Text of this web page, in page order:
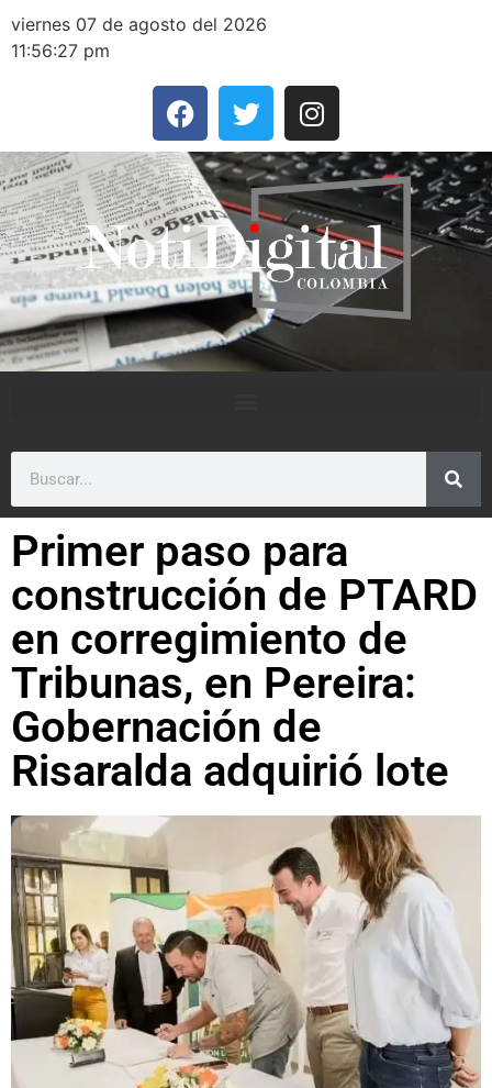
viernes 07 de agosto del 2026
11:56:27 pm
Primer paso para
construcción de PTARD
en corregimiento de
Tribunas, en Pereira:
Gobernación de
Risaralda adquirió lote